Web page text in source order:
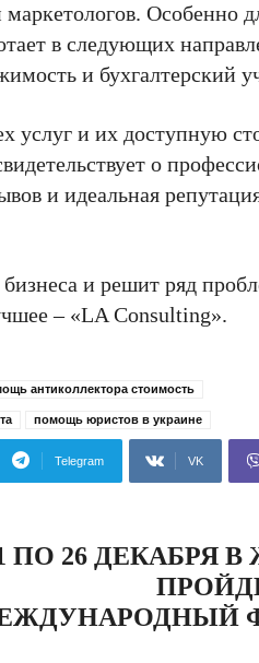
Особенно
в следующих
и бухгалтерский
услуг и их доступную
о
и идеальная
и решит ряд
– «LA Consulting».
антиколлектора стоимость
помощь юристов в украине
Telegram VK
ПО 26 ДЕКАБРЯ